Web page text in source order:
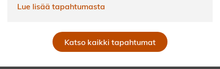
Lue lisää tapahtumasta
Katso kaikki tapahtumat